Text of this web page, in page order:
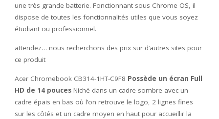
une très grande batterie. Fonctionnant sous Chrome OS, il
dispose de toutes les fonctionnalités utiles que vous soyez
étudiant ou professionnel.
attendez… nous recherchons des prix sur d’autres sites pour
ce produit
Acer Chromebook CB314-1HT-C9F8 Possède un écran Full
HD de 14 pouces Niché dans un cadre sombre avec un
cadre épais en bas où l’on retrouve le logo, 2 lignes fines
sur les côtés et un cadre moyen en haut pour accueillir la